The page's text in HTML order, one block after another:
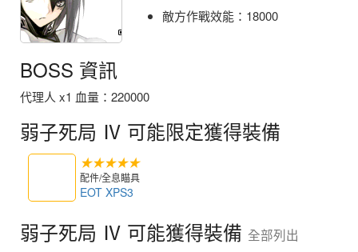
敵方作戰效能：18000
BOSS 資訊
代理人 x1 血量：220000
弱子死局 Ⅳ 可能限定獲得裝備
★★★★★
配件/全息瞄具
EOT XPS3
弱子死局 Ⅳ 可能獲得裝備 全部列出